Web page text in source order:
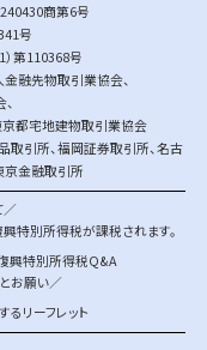
商第6号
号
第110368号
金融先物取引業協会、
、
都宅地建物取引業協会
取引所、福岡証券取引所、名古
京金融取引所
／
特別所得税が課税されます。
興特別所得税Q&A
お願い／
リーフレット